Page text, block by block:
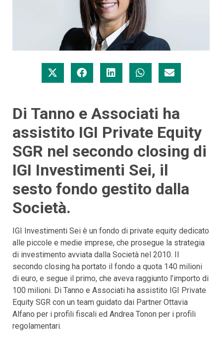
Di Tanno e Associati ha
assistito IGI Private Equity
SGR nel secondo closing di
IGI Investimenti Sei, il
sesto fondo gestito dalla
Società.
IGI Investimenti Sei è un fondo di private equity dedicato
alle piccole e medie imprese, che prosegue la strategia
di investimento avviata dalla Società nel 2010. Il
secondo closing ha portato il fondo a quota 140 milioni
di euro, e segue il primo, che aveva raggiunto l’importo di
100 milioni. Di Tanno e Associati ha assistito IGI Private
Equity SGR con un team guidato dai Partner Ottavia
Alfano per i profili fiscali ed Andrea Tonon per i profili
regolamentari.